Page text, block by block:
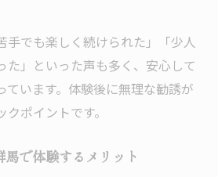
手でも楽しく続けられた」「少人
た」といった声も多く、安心して
ています。体験後に無理な勧誘が
ポイントです。
で体験するメリット